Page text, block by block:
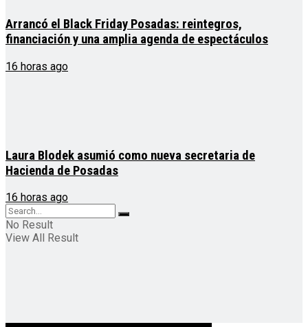
Arrancó el Black Friday Posadas: reintegros,
financiación y una amplia agenda de espectáculos
16 horas ago
Laura Blodek asumió como nueva secretaria de
Hacienda de Posadas
16 horas ago
No Result
View All Result